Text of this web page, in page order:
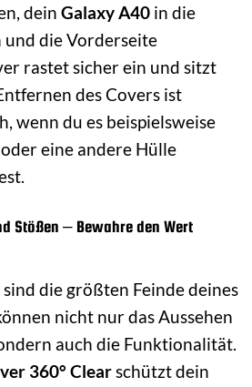
dein Galaxy A40 in die
und die Vorderseite
rastet sicher ein und sitzt
des Covers ist
wenn du es beispielsweise
eine andere Hülle
Stößen – Bewahre den Wert
die größten Feinde deines
nicht nur das Aussehen
auch die Funktionalität.
360° Clearschützt dein